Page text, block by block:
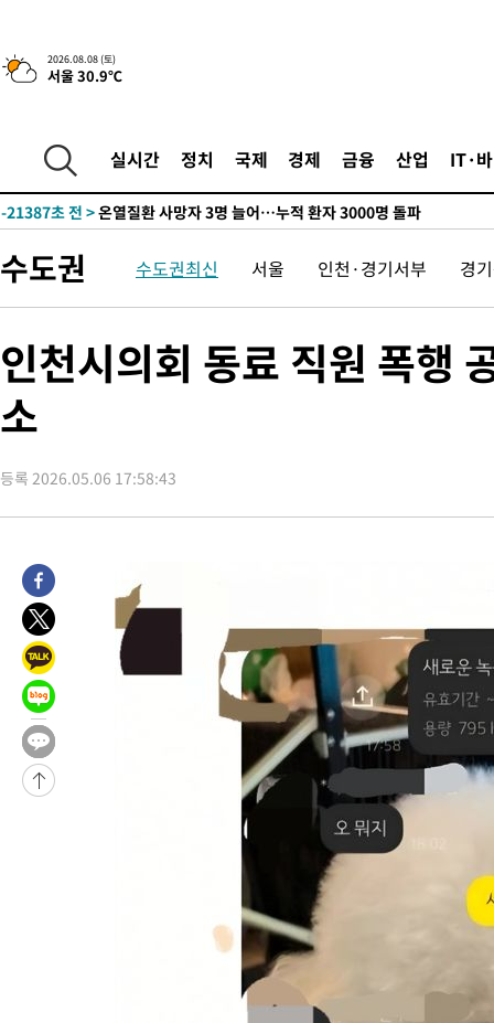
2026.08.08 (토)
서울 30.9℃
실시간 정치 국제 경제 금융 산업 IT·
것"
-29592초 전 >[속보]與 당대표 경선, 제주·인천 권리당원 투표 김민석 승리
-23366초 전 >낮 최고 35도 '무더위'…동해안 시간당 30㎜ '강한 비'[내일날
틀레티코 이적"
-22418초 전 >
수도권 40도 육박 '펄펄'…동해안 일부 지역엔 호의주의보
-21387초 전 >
-15332초 전 >강릉에 시간당 81.4㎜ 물폭탄…도로 잠기고 담벼락 붕괴
-9149초 전 > 선재도서 해루질 나섰다 실종 60대, 닷새 만에 숨진 채 발견
-6683초 전 >남자 농구, 나고야 아시안게임서 '홈팀' 일본과 한일전
-2286초 전 >극한폭염 한풀 꺾이지만…'낮 최고 35도' 무더위, 열대야 계속[
11분 전 >
36분 전 >
5시간 전 >[속보]뉴욕증시 상승 마감…S&P 0.6% 나스닥 1.3%↑
-30908초 전 >[속보]與최고위원 제주·인천 순회경선…박선원·최민희·서미
청래 44.56%
-30143초 전 >
[속보]與 대표 경선 제주·인천 당원투표…金 47.75%·鄭
42.08%·宋 10.17%
-29677초 전 >
이강인 "아틀레티코 이적 기뻐…등번호 7번 의미보단 팀 위해
-29612초 전 >
[속보]與 당대표 경선, 제주·인천 권리당원 투표 김민석 승리
-23386초 전 >
낮 최고 35도 '무더위'…동해안 시간당 30㎜ '강한 비'[내일날
-22656초 전 >
[속보]이강인 "감독님이 원하는 마음 느꼈고, 많은 트로피 원해
틀레티코 이적"
-22438초 전 >
수도권 40도 육박 '펄펄'…동해안 일부 지역엔 호의주의보
-21407초 전 >
온열질환 사망자 3명 늘어…누적 환자 3000명 돌파
-15352초 전 >
강릉에 시간당 81.4㎜ 물폭탄…도로 잠기고 담벼락 붕괴
백운산서 80년근 천종산삼 9뿌리 발견…감정가 1.3억원
선재도서 해루질 나섰다 실종 60대, 닷새 만에 숨진 채 발견
남자 농구, 나고야 아시안게임서 '홈팀' 일본과 한일전
여수 오동도 해상서 모터보트 전복…1명 사망·1명 실종
극한폭염 한풀 꺾이지만…'낮 최고 35도' 무더위, 열대야 계속[
축구협회 "압수수색·성접대 논란 사과…쇄신의 기회로 삼겠다"
[속보]'압수수색·성접대 논란' 축구협회 "실망과 걱정 안겨드려 죄
수도권 수도권최신 서울 인천·경기서부 경
인천시의회 동료 직원 폭행
소
등록 2026.05.06 17:58:43